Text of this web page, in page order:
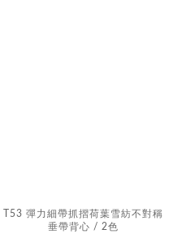
T53 彈力細帶抓摺荷葉雪紡不對稱
垂帶背心 / 2色